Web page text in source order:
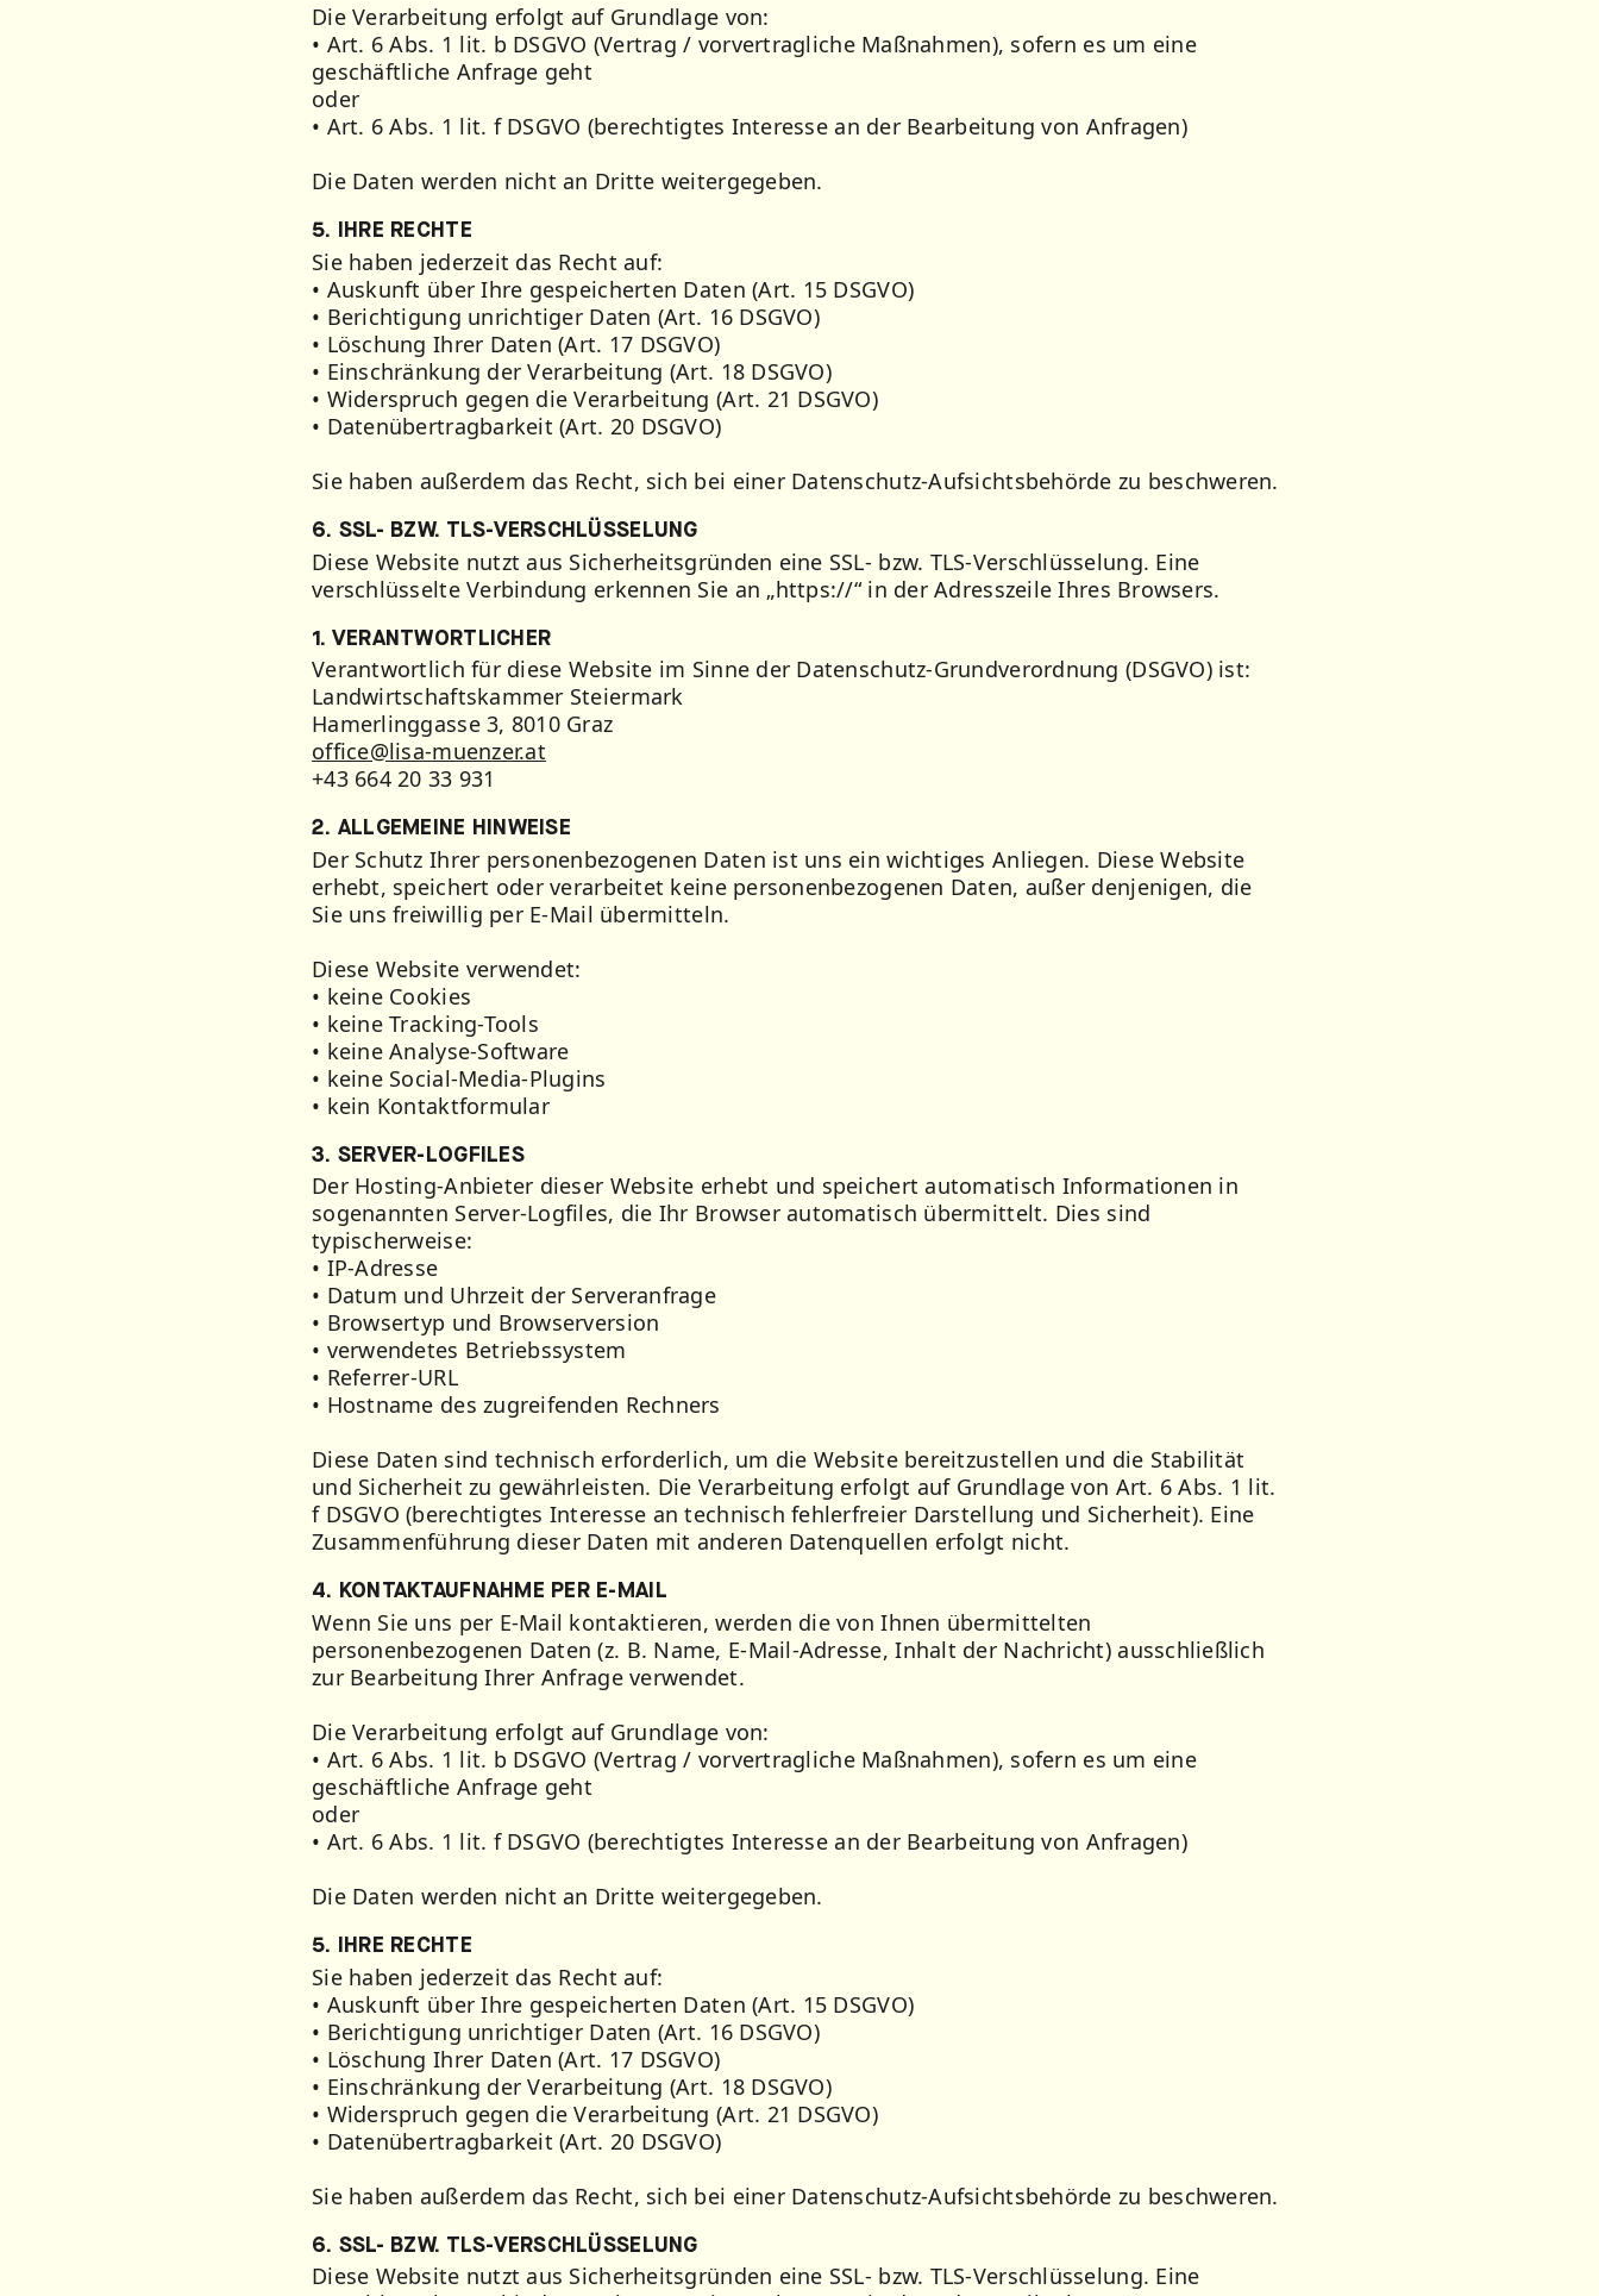
Die Verarbeitung erfolgt auf Grundlage von:
• Art. 6 Abs. 1 lit. b DSGVO (Vertrag / vorvertragliche Maßnahmen), sofern es um eine
geschäftliche Anfrage geht
oder
• Art. 6 Abs. 1 lit. f DSGVO (berechtigtes Interesse an der Bearbeitung von Anfragen)
Die Daten werden nicht an Dritte weitergegeben.
5. IHRE RECHTE
Sie haben jederzeit das Recht auf:
• Auskunft über Ihre gespeicherten Daten (Art. 15 DSGVO)
• Berichtigung unrichtiger Daten (Art. 16 DSGVO)
• Löschung Ihrer Daten (Art. 17 DSGVO)
• Einschränkung der Verarbeitung (Art. 18 DSGVO)
• Widerspruch gegen die Verarbeitung (Art. 21 DSGVO)
• Datenübertragbarkeit (Art. 20 DSGVO)
Sie haben außerdem das Recht, sich bei einer Datenschutz-Aufsichtsbehörde zu beschweren.
6. SSL- BZW. TLS-VERSCHLÜSSELUNG
Diese Website nutzt aus Sicherheitsgründen eine SSL- bzw. TLS-Verschlüsselung. Eine
verschlüsselte Verbindung erkennen Sie an „https://“ in der Adresszeile Ihres Browsers.
1. VERANTWORTLICHER
Verantwortlich für diese Website im Sinne der Datenschutz-Grundverordnung (DSGVO) ist:
Landwirtschaftskammer Steiermark
Hamerlinggasse 3, 8010 Graz
office@lisa-muenzer.at
+43 664 20 33 931
2. ALLGEMEINE HINWEISE
Der Schutz Ihrer personenbezogenen Daten ist uns ein wichtiges Anliegen. Diese Website
erhebt, speichert oder verarbeitet keine personenbezogenen Daten, außer denjenigen, die
Sie uns freiwillig per E-Mail übermitteln.
Diese Website verwendet:
• keine Cookies
• keine Tracking-Tools
• keine Analyse-Software
• keine Social-Media-Plugins
• kein Kontaktformular
3. SERVER-LOGFILES
Der Hosting-Anbieter dieser Website erhebt und speichert automatisch Informationen in
sogenannten Server-Logfiles, die Ihr Browser automatisch übermittelt. Dies sind
typischerweise:
• IP-Adresse
• Datum und Uhrzeit der Serveranfrage
• Browsertyp und Browserversion
• verwendetes Betriebssystem
• Referrer-URL
• Hostname des zugreifenden Rechners
Diese Daten sind technisch erforderlich, um die Website bereitzustellen und die Stabilität
und Sicherheit zu gewährleisten. Die Verarbeitung erfolgt auf Grundlage von Art. 6 Abs. 1 lit.
f DSGVO (berechtigtes Interesse an technisch fehlerfreier Darstellung und Sicherheit). Eine
Zusammenführung dieser Daten mit anderen Datenquellen erfolgt nicht.
4. KONTAKTAUFNAHME PER E-MAIL
Wenn Sie uns per E-Mail kontaktieren, werden die von Ihnen übermittelten
personenbezogenen Daten (z. B. Name, E-Mail-Adresse, Inhalt der Nachricht) ausschließlich
zur Bearbeitung Ihrer Anfrage verwendet.
Die Verarbeitung erfolgt auf Grundlage von:
• Art. 6 Abs. 1 lit. b DSGVO (Vertrag / vorvertragliche Maßnahmen), sofern es um eine
geschäftliche Anfrage geht
oder
• Art. 6 Abs. 1 lit. f DSGVO (berechtigtes Interesse an der Bearbeitung von Anfragen)
Die Daten werden nicht an Dritte weitergegeben.
5. IHRE RECHTE
Sie haben jederzeit das Recht auf:
• Auskunft über Ihre gespeicherten Daten (Art. 15 DSGVO)
• Berichtigung unrichtiger Daten (Art. 16 DSGVO)
• Löschung Ihrer Daten (Art. 17 DSGVO)
• Einschränkung der Verarbeitung (Art. 18 DSGVO)
• Widerspruch gegen die Verarbeitung (Art. 21 DSGVO)
• Datenübertragbarkeit (Art. 20 DSGVO)
Sie haben außerdem das Recht, sich bei einer Datenschutz-Aufsichtsbehörde zu beschweren.
6. SSL- BZW. TLS-VERSCHLÜSSELUNG
Diese Website nutzt aus Sicherheitsgründen eine SSL- bzw. TLS-Verschlüsselung. Eine